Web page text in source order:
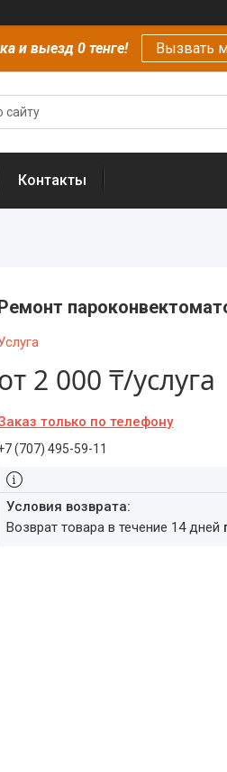
и выезд 0 тенге! Вызвать
Контакты
2 000 ₸/услуга
только по телефону
(707) 495-59-11
возврат товара в течение 14 дней